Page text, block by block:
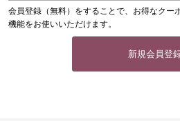
会員登録（無料）をすることで、お得なクー
機能をお使いいただけます。
新規会員登